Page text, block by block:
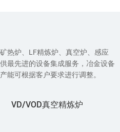
热炉、LF精炼炉、真空炉、感应
最先进的设备集成服务，冶金设备
能可根据客户要求进行调整。
VD/VOD真空精炼炉